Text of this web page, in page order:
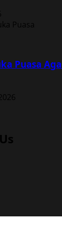
Puasa